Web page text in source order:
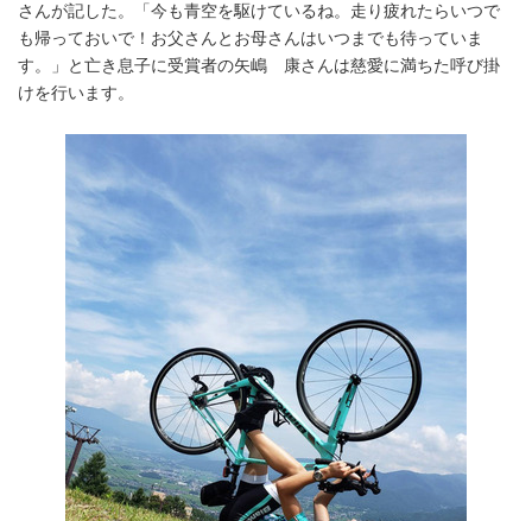
さんが記した。「今も青空を駆けているね。走り疲れたらいつで
も帰っておいで！お父さんとお母さんはいつまでも待っていま
す。」と亡き息子に受賞者の矢嶋 康さんは慈愛に満ちた呼び掛
けを行います。